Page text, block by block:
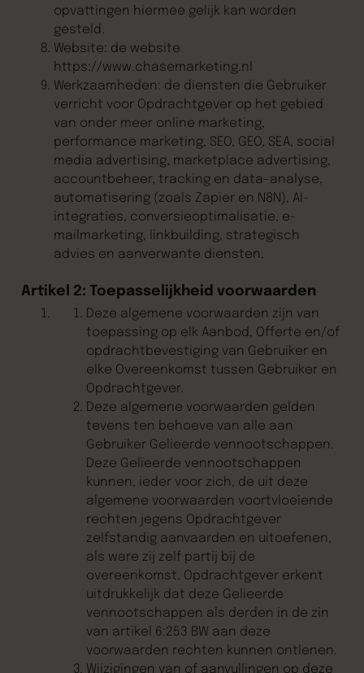
opvattingen hiermee gelijk kan worden
gesteld.
Website: de website
https://www.chasemarketing.nl
Werkzaamheden: de diensten die Gebruiker
verricht voor Opdrachtgever op het gebied
van onder meer online marketing,
performance marketing, SEO, GEO, SEA, social
media advertising, marketplace advertising,
accountbeheer, tracking en data-analyse,
automatisering (zoals Zapier en N8N), AI-
integraties, conversieoptimalisatie, e-
mailmarketing, linkbuilding, strategisch
advies en aanverwante diensten.
Artikel 2: Toepasselijkheid voorwaarden
Deze algemene voorwaarden zijn van
toepassing op elk Aanbod, Offerte en/of
opdrachtbevestiging van Gebruiker en
elke Overeenkomst tussen Gebruiker en
Opdrachtgever.
Deze algemene voorwaarden gelden
tevens ten behoeve van alle aan
Gebruiker Gelieerde vennootschappen.
Deze Gelieerde vennootschappen
kunnen, ieder voor zich, de uit deze
algemene voorwaarden voortvloeiende
rechten jegens Opdrachtgever
zelfstandig aanvaarden en uitoefenen,
als ware zij zelf partij bij de
overeenkomst. Opdrachtgever erkent
uitdrukkelijk dat deze Gelieerde
vennootschappen als derden in de zin
van artikel 6:253 BW aan deze
voorwaarden rechten kunnen ontlenen.
Wijzigingen van of aanvullingen op deze